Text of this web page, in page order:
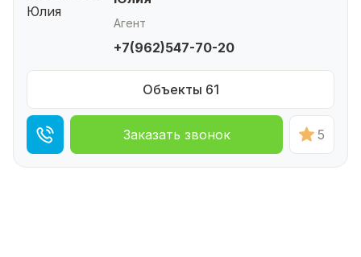
Агент
+7(962)547-70-20
Объекты 61
Заказать звонок 5